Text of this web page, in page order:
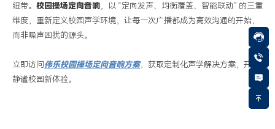
纽带。 校园操场定向音响，以 “定向发声、均衡覆盖、智能联动” 的三重
维度，重新定义校园声学环境，让每一次广播都成为高效沟通的开始，
而非噪声困扰的源头。
立即访问 伟乐校园操场定向音响方案，获取定制化声学解决方案，开启
静谧校园新体验。